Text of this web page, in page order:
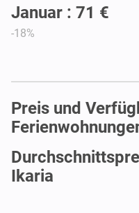
Januar : 71 €
-18%
Preis und
Ikaria